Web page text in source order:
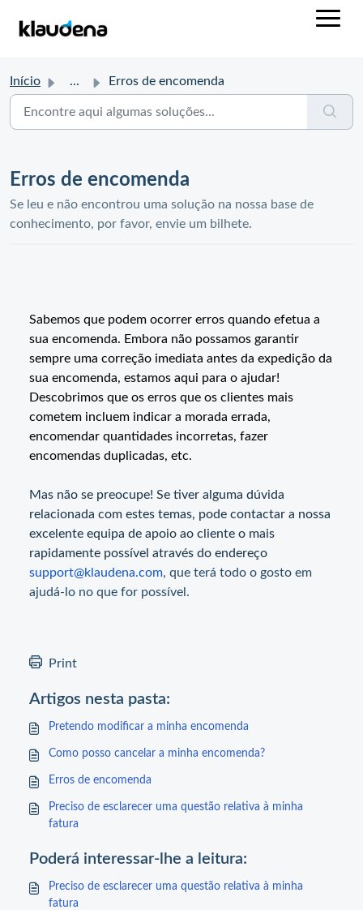
Início ... Erros de encomenda
Erros de encomenda
Se leu e não encontrou uma solução na nossa base de
conhecimento, por favor, envie um bilhete.
Sabemos que podem ocorrer erros quando efetua a
sua encomenda. Embora não possamos garantir
sempre uma correção imediata antes da expedição da
sua encomenda, estamos aqui para o ajudar!
Descobrimos que os erros que os clientes mais
cometem incluem indicar a morada errada,
encomendar quantidades incorretas, fazer
encomendas duplicadas, etc.
Mas não se preocupe! Se tiver alguma dúvida
relacionada com estes temas, pode contactar a nossa
excelente equipa de apoio ao cliente o mais
rapidamente possível através do endereço
support@klaudena.com, que terá todo o gosto em
ajudá-lo no que for possível.
Print
Artigos nesta pasta:
Pretendo modificar a minha encomenda
Como posso cancelar a minha encomenda?
Erros de encomenda
Preciso de esclarecer uma questão relativa à minha
fatura
Poderá interessar-lhe a leitura:
Preciso de esclarecer uma questão relativa à minha
fatura